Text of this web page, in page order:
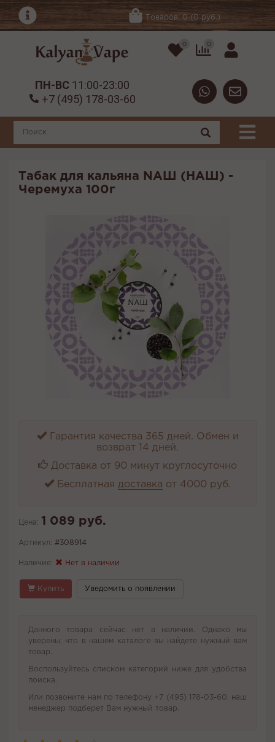
Товаров: 0 (0 руб.)
0 0
ПН-ВС 11:00-23:00
+7 (495) 178-03-60
Табак для кальяна NАШ (НАШ) -
Черемуха 100г
Гарантия качества 365 дней. Обмен и
возврат 14 дней.
Доставка от 90 минут круглосуточно
Бесплатная доставка от 4000 руб.
Цена: 1 089 руб.
Артикул: #308914
Наличие: Нет в наличии
Купить Уведомить о появлении
Данного товара сейчас нет в наличии. Однако мы
уверены, что в нашем каталоге вы найдете нужный вам
товар.
Воспользуйтесь списком категорий ниже для удобства
поиска.
Или позвоните нам по телефону +7 (495) 178-03-60, наш
менеджер подберет Вам нужный товар.